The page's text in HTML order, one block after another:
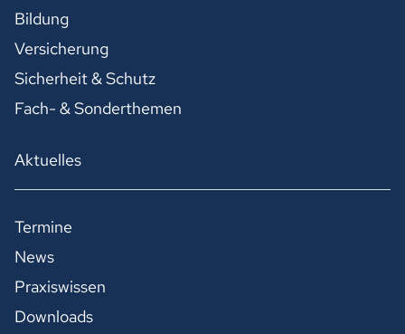
Bildung
Versicherung
Sicherheit & Schutz
Fach- & Sonderthemen
Aktuelles
Termine
News
Praxiswissen
Downloads